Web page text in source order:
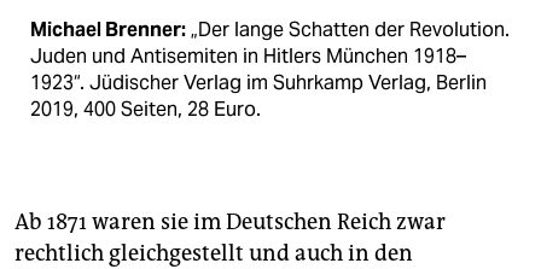
Michael Brenner:„Der lange Schatten der Revolution.
Juden und Antisemiten in Hitlers München 1918–
1923“. Jüdischer Verlag im Suhrkamp Verlag, Berlin
2019, 400 Seiten, 28 Euro.
Ab 1871 waren sie im Deutschen Reich zwar
rechtlich gleichgestellt und auch in den